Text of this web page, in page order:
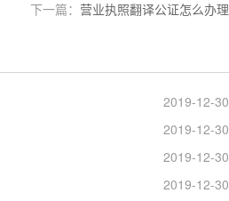
下一篇： 营业执照翻译公证怎么办理
2019-12-30
2019-12-30
2019-12-30
2019-12-30